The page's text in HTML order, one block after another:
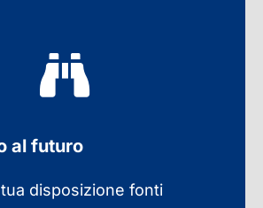
al futuro
disposizione fonti